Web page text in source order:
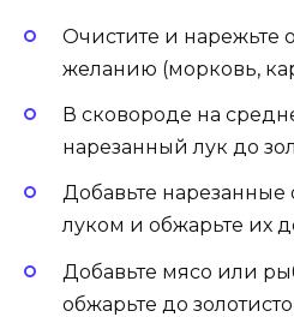
Очистите и
желанию (морковь,
В сковороде на
нарезанный лук до
Добавьте нарезанные
луком и обжарьте их
Добавьте мясо или
обжарьте до